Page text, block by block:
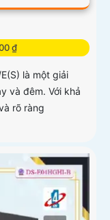
₫
là một giải
và đêm. Với khả
rõ ràng